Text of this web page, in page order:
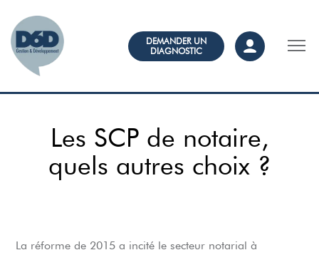
DEMANDER UN
DIAGNOSTIC
Les SCP de notaire,
quels autres choix ?
La réforme de 2015 a incité le secteur notarial à